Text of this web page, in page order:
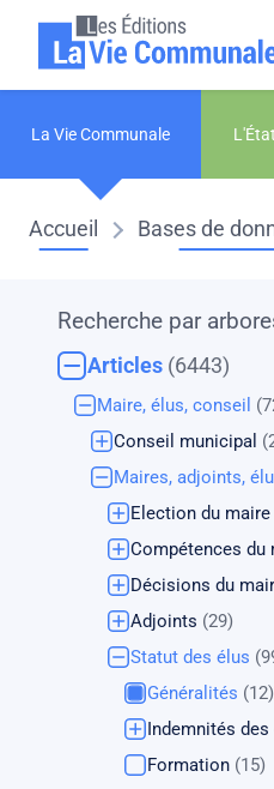
Aller au contenu principal
La Vie Communale
Fil d'Ariane
Accueil Bases de
Recherche par
Articles (6443)
Maire, élus, conseil
Conseil municipal
Maires, adjoints,
Election du
Compétences du
Décisions du
Adjoints (29)
Statut des élus
Généralités (12)
Indemnités des
Formation (15)
Panneau de gestion des